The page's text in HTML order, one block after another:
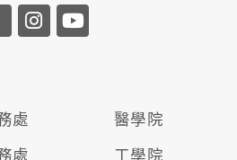
處
處
醫學院
工學院